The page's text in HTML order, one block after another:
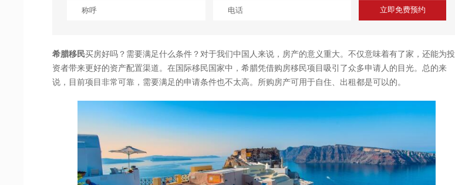
立即免费预约
希腊移民买房好吗？需要满足什么条件？对于我们中国人来说，房产的意义重大。不仅意味着有了家，还能为投
资者带来更好的资产配置渠道。在国际移民国家中，希腊凭借购房移民项目吸引了众多申请人的目光。总的来
说，目前项目非常可靠，需要满足的申请条件也不太高。所购房产可用于自住、出租都是可以的。